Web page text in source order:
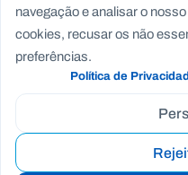
Copyright © Fundação
navegação e analisar o
cookies, recusar os não
preferências.
Política de